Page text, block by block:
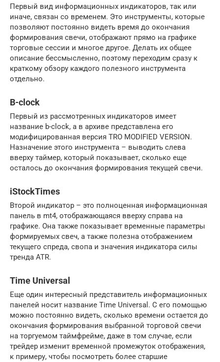
Первый вид информационных индикаторов, так или
иначе, связан со временем. Это инструменты, которые
позволяют постоянно видеть время до окончания
формирования свечи, отображают прямо на графике
торговые сессии и многое другое. Делать их общее
описание бессмысленно, поэтому переходим сразу к
краткому обзору каждого полезного инструмента
отдельно.
B-clock
Первый из рассмотренных индикаторов имеет
название b-clock, а в архиве представлена его
модифицированная версия TRO MODIFIED VERSION.
Назначение этого инструмента – выводить слева
вверху таймер, который показывает, сколько еще
осталось до окончания формирования текущей свечи.
iStockTimes
Второй индикатор – это полноценная информационная
панель в mt4, отображающаяся вверху справа на
графике. Она также показывает временные параметры
формируемых свеч, а также полезна отображением
текущего спреда, свопа и значения индикатора силы
тренда ATR.
Time Universal
Еще один интересный представитель информационных
панелей носит название Time Universal. С его помощью
можно постоянно видеть, сколько времени остается до
окончания формирования выбранной торговой свечи
на торгуемом таймфрейме, даже в том случае, если
трейдер изменит временной промежуток отображения,
к примеру, чтобы посмотреть более старшие